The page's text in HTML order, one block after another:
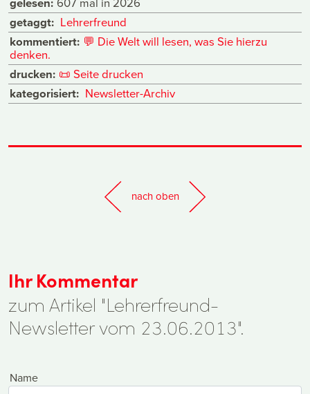
getaggt: Lehrerfreund
kommentiert: 💬 Die Welt will lesen, was Sie hierzu
denken.
drucken: 📜 Seite drucken
kategorisiert: Newsletter-Archiv
nach oben
Ihr Kommentar
zum Artikel "Lehrerfreund-
Newsletter vom 23.06.2013".
Name